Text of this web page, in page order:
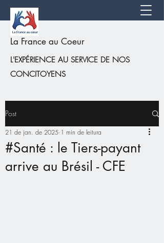
La France au Coeur
L'EXPÉRIENCE AU SERVICE DE NOS
CONCITOYENS
Post
#Santé : le Tiers-payant
arrive au Brésil - CFE
21 de jan. de 2025 1 min de leitura